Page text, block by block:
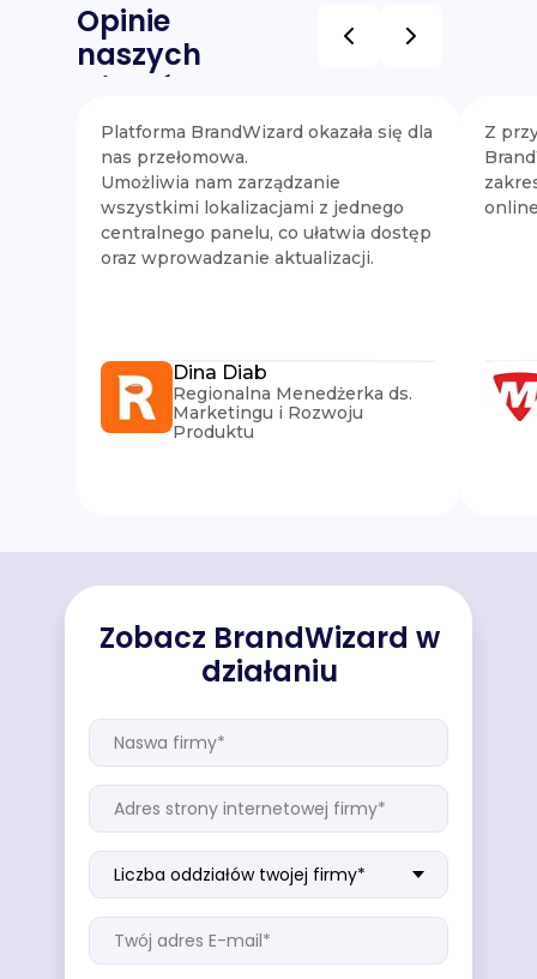
Opinie
naszych
klientów
Platforma BrandWizard okazała się dla
nas przełomowa.
Umożliwia nam zarządzanie
wszystkimi lokalizacjami z jednego
centralnego panelu, co ułatwia dostęp
oraz wprowadzanie aktualizacji.
Dina Diab
Regionalna Menedżerka ds.
Marketingu i Rozwoju
Produktu
Z
Zobacz BrandWizard w
działaniu